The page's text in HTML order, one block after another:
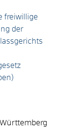
freiwillige
der